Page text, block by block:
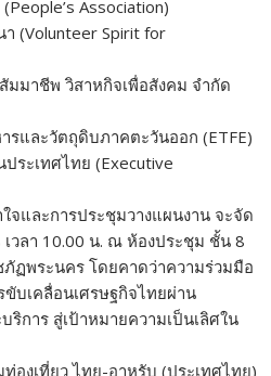
Association)
(Volunteer Spirit for
มมาชีพ วิสาหกิจเพื่อสังคม จำกัด
รและวัตถุดิบภาคตะวันออก (ETFE)
ระเทศไทย (Executive
จและการประชุมวางแผนงาน จะจัด
วลา 10.00 น. ณ ห้องประชุม ชั้น 8
ฏพระนคร โดยคาดว่าความร่วมมือ
บเคลื่อนเศรษฐกิจไทยผ่าน
ริการ สู่เป้าหมายความเป็นเลิศใน
องเที่ยว ไทย-อาหรับ (ประเทศไทย)